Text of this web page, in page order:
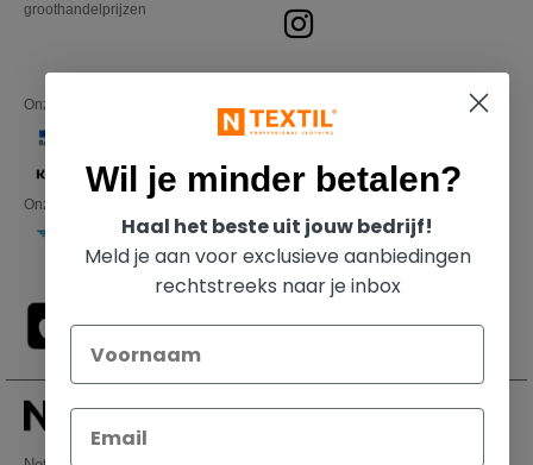
groothandelprijzen
Onze financiële partners
Onze transporteurs
Wil je minder betalen?
Haal het beste uit jouw bedrijf!
Meld je aan voor exclusieve aanbiedingen
rechtstreeks naar je inbox